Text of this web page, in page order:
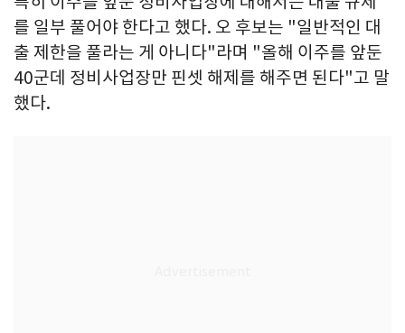
를 일부 풀어야 한다고 했다. 오 후보는 "일반적인 대
출 제한을 풀라는 게 아니다"라며 "올해 이주를 앞둔
40군데 정비사업장만 핀셋 해제를 해주면 된다"고 말
했다.